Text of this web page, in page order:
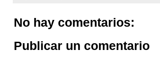
No hay comentarios:
Publicar un comentario